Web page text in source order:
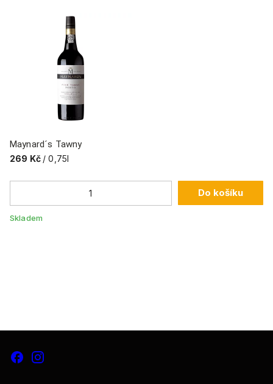
Maynard´s Tawny
269 Kč / 0,75l
Do košíku
Skladem